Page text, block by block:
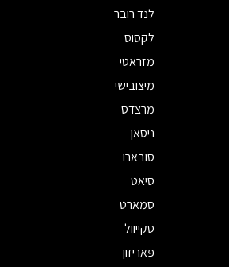
לנד רובר
לקסוס
מזראטי
מיצובישי
מרצדס
ניסאן
סובארו
סיאט
סמארט
סקייוול
פאריזון